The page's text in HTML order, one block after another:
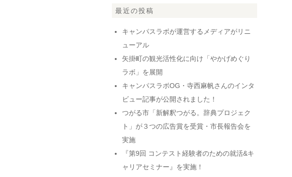
最近の投稿
キャンパスラボが運営するメディアがリニ
ューアル
矢掛町の観光活性化に向け「やかげめぐり
ラボ」を展開
キャンパスラボOG・寺西麻帆さんのインタ
ビュー記事が公開されました！
つがる市「新解釈つがる。辞典プロジェク
ト」が３つの広告賞を受賞・市長報告会を
実施
『第9回 コンテスト経験者のための就活&キ
ャリアセミナー』を実施！